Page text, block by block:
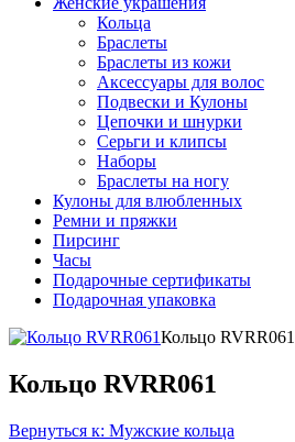
Кольца
Браслеты
Браслеты из кожи
Аксессуары для волос
Подвески и Кулоны
Цепочки и шнурки
Серьги и клипсы
Наборы
Браслеты на ногу
Кулоны для влюбленных
Ремни и пряжки
Пирсинг
Часы
Подарочные сертификаты
Подарочная упаковка
Кольцо RVRR061
Кольцо RVRR061
Вернуться к: Мужские кольца